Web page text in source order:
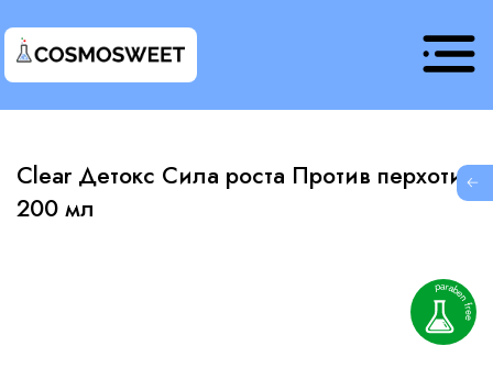
Clear Детокс Сила роста Против перхоти
200 мл